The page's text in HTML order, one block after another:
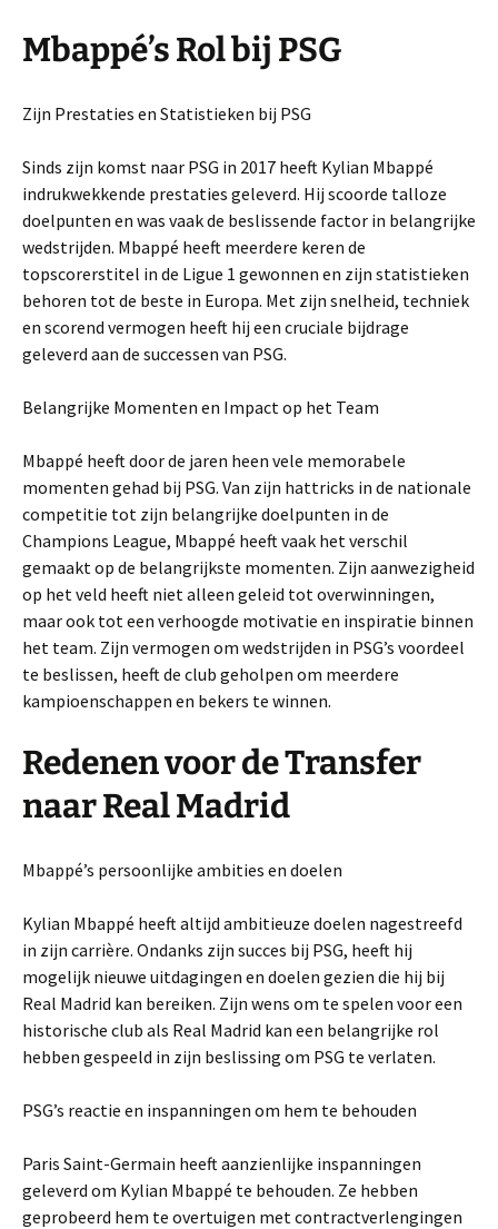
Mbappé’s Rol bij PSG
Zijn Prestaties en Statistieken bij PSG
Sinds zijn komst naar PSG in 2017 heeft Kylian Mbappé
indrukwekkende prestaties geleverd. Hij scoorde talloze
doelpunten en was vaak de beslissende factor in belangrijke
wedstrijden. Mbappé heeft meerdere keren de
topscorerstitel in de Ligue 1 gewonnen en zijn statistieken
behoren tot de beste in Europa. Met zijn snelheid, techniek
en scorend vermogen heeft hij een cruciale bijdrage
geleverd aan de successen van PSG.
Belangrijke Momenten en Impact op het Team
Mbappé heeft door de jaren heen vele memorabele
momenten gehad bij PSG. Van zijn hattricks in de nationale
competitie tot zijn belangrijke doelpunten in de
Champions League, Mbappé heeft vaak het verschil
gemaakt op de belangrijkste momenten. Zijn aanwezigheid
op het veld heeft niet alleen geleid tot overwinningen,
maar ook tot een verhoogde motivatie en inspiratie binnen
het team. Zijn vermogen om wedstrijden in PSG’s voordeel
te beslissen, heeft de club geholpen om meerdere
kampioenschappen en bekers te winnen.
Redenen voor de Transfer
naar Real Madrid
Mbappé’s persoonlijke ambities en doelen
Kylian Mbappé heeft altijd ambitieuze doelen nagestreefd
in zijn carrière. Ondanks zijn succes bij PSG, heeft hij
mogelijk nieuwe uitdagingen en doelen gezien die hij bij
Real Madrid kan bereiken. Zijn wens om te spelen voor een
historische club als Real Madrid kan een belangrijke rol
hebben gespeeld in zijn beslissing om PSG te verlaten.
PSG’s reactie en inspanningen om hem te behouden
Paris Saint-Germain heeft aanzienlijke inspanningen
geleverd om Kylian Mbappé te behouden. Ze hebben
geprobeerd hem te overtuigen met contractverlengingen